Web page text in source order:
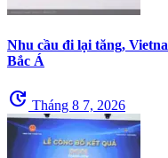
Nhu cầu đi lại tăng,
Bắc Á
update Tháng 8 7, 2026